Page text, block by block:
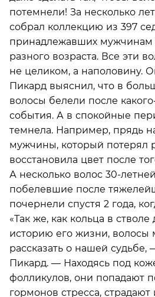
потемнели! За несколько
собрал коллекцию из 397
принадлежавших
разного возраста. Все эти
не целиком, а наполовину.
Пикард выяснил, что в
волосы белели после
события. А в спокойные
темнела. Например, прядь
мужчины, который потерял
восстановила цвет после
А несколько волос 30-
побелевшие после
почернели спустя 2 года,
«Так же, как кольца в стволе
историю его жизни, волосы
рассказать о нашей
Пикард. — Находясь под
фолликулов, они попадают
гормонов стресса,